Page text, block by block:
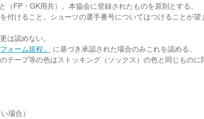
FP・GK用共）。本協会に登録されたものを原則とする。
付けること。ショーツの選手番号についてはつけることが望
は認めない。
ォーム規程」
に基づき承認された場合のみこれを認める。
ープ等の色はストッキング（ソックス）の色と同じものに
場合）